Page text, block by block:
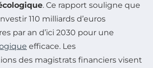
. Ce rapport souligne que
110 milliards d’euros
par an d’ici 2030 pour une
efficace. Les
des magistrats financiers visent